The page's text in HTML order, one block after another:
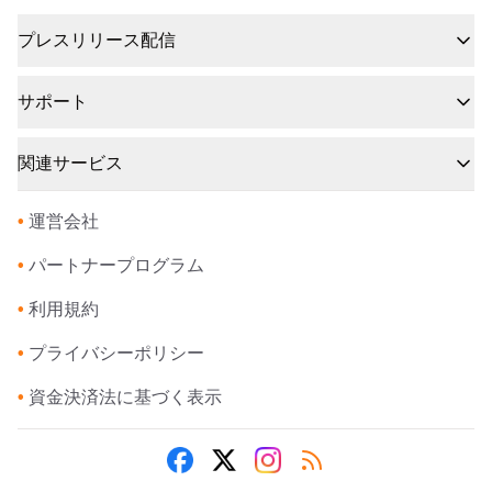
プレスリリース配信
サポート
関連サービス
• 運営会社
• パートナープログラム
• 利用規約
• プライバシーポリシー
• 資金決済法に基づく表示